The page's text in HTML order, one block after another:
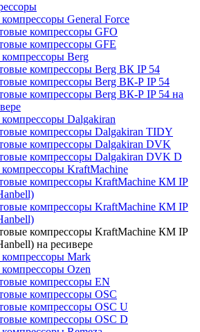
General Force
компрессоры GFO
компрессоры GFE
Berg
компрессоры Berg ВК IP 54
компрессоры Berg ВК-Р IP 54
компрессоры Berg ВК-Р IP 54 на
Dalgakiran
компрессоры Dalgakiran TIDY
компрессоры Dalgakiran DVK
компрессоры Dalgakiran DVK D
KraftMachine
компрессоры KraftMachine КМ IP
компрессоры KraftMachine КМ IP
компрессоры KraftMachine КМ IP
на ресивере
Mark
Ozen
компрессоры EN
компрессоры OSC
компрессоры OSC U
компрессоры OSC D